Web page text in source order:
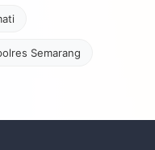
Semarang